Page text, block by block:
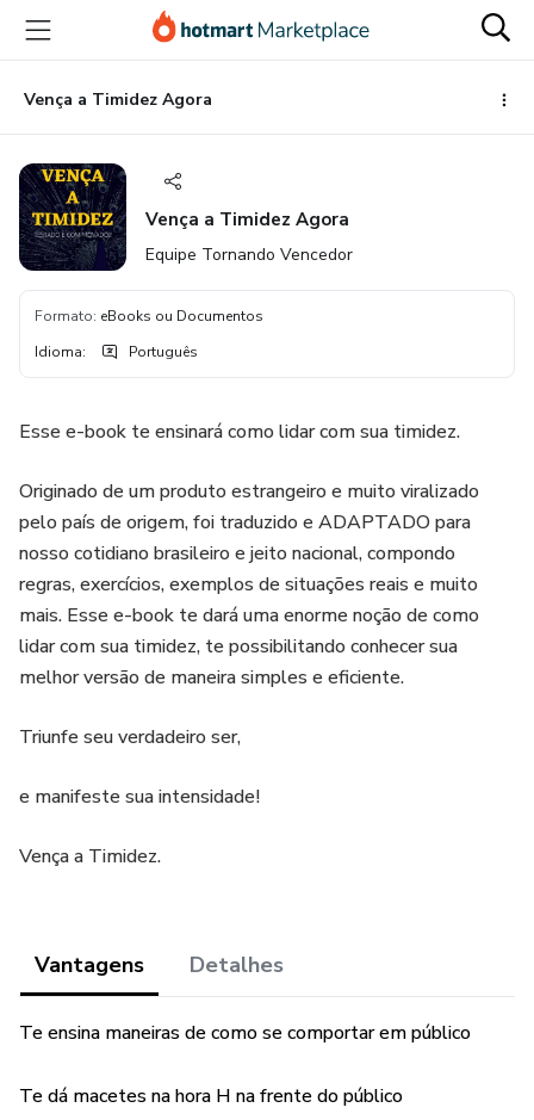
para
conteúdo
principal
para
pagamento
para
rodapé
Vença a Timidez Agora
Vença a Timidez Agora
Equipe Tornando Vencedor
Formato: eBooks ou Documentos
Idioma: Português
Esse e-book te ensinará como lidar com sua timidez.
Originado de um produto estrangeiro e muito viralizado
pelo país de origem, foi traduzido e ADAPTADO para
nosso cotidiano brasileiro e jeito nacional, compondo
regras, exercícios, exemplos de situações reais e muito
mais. Esse e-book te dará uma enorme noção de como
lidar com sua timidez, te possibilitando conhecer sua
melhor versão de maneira simples e eficiente.
Triunfe seu verdadeiro ser,
e manifeste sua intensidade!
Vença a Timidez.
Vantagens Detalhes
Te ensina maneiras de como se comportar em público
Te dá macetes na hora H na frente do público